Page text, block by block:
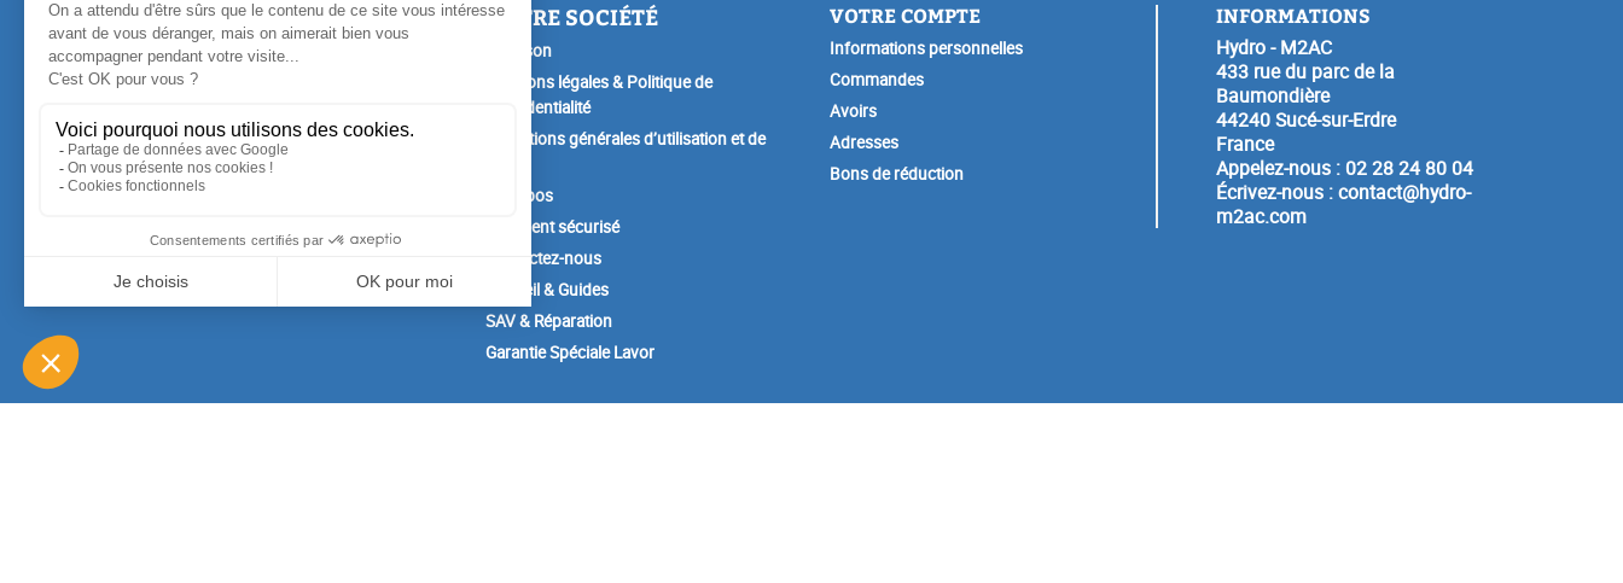
PRODUITS
Promotions
Nouveaux produits
NOTRE SOCIÉTÉ
Livraison
Mentions légales & Politique de
Confidentialité
Conditions générales d’utilisation et de
A propos
Paiement sécurisé
Contactez-nous
Conseil & Guides
SAV & Réparation
Garantie Spéciale Lavor
VOTRE COMPTE
Informations personnelles
Commandes
Avoirs
Adresses
Bons de réduction
INFORMATIONS
Hydro - M2AC
433 rue du parc de la
Baumondière
44240 Sucé-sur-Erdre
France
Appelez-nous : 02 28 24 80 04
Écrivez-nous :contact@hydro-
m2ac.com